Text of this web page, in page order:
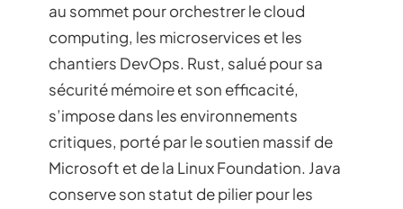
au sommet pour orchestrer le cloud
computing, les microservices et les
chantiers DevOps. Rust, salué pour sa
sécurité mémoire et son efficacité,
s’impose dans les environnements
critiques, porté par le soutien massif de
Microsoft et de la Linux Foundation. Java
conserve son statut de pilier pour les